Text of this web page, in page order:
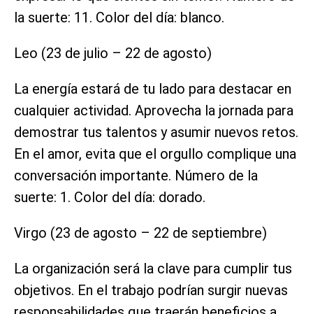
la suerte: 11. Color del día: blanco.
Leo (23 de julio – 22 de agosto)
La energía estará de tu lado para destacar en
cualquier actividad. Aprovecha la jornada para
demostrar tus talentos y asumir nuevos retos.
En el amor, evita que el orgullo complique una
conversación importante. Número de la
suerte: 1. Color del día: dorado.
Virgo (23 de agosto – 22 de septiembre)
La organización será la clave para cumplir tus
objetivos. En el trabajo podrían surgir nuevas